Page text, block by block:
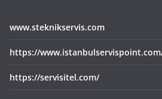
www.steknikservis.com
https://
https://servisitel.com/